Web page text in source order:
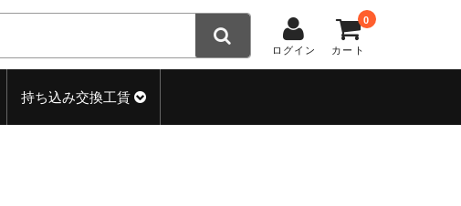
ログイン カート
0
持ち込み交換工賃